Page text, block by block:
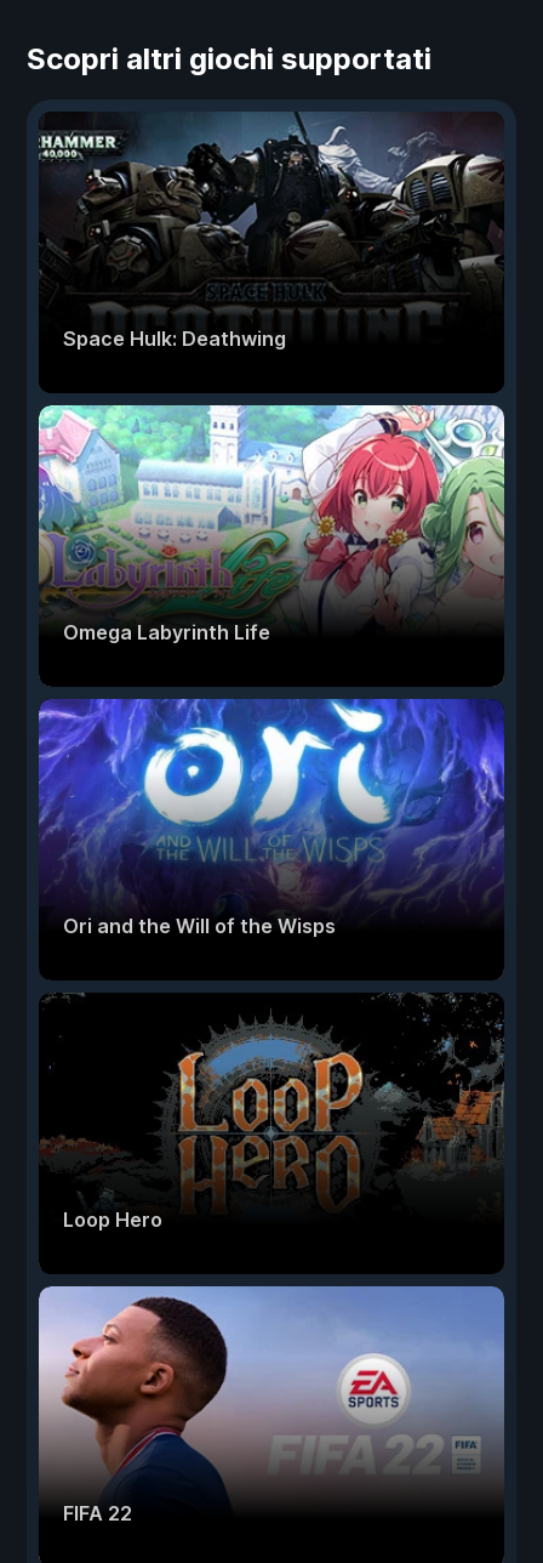
Scopri altri giochi supportati
Space Hulk: Deathwing
Omega Labyrinth Life
Ori and the Will of the Wisps
Loop Hero
FIFA 22